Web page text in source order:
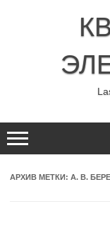
АРХИВ МЕТКИ: А. В.